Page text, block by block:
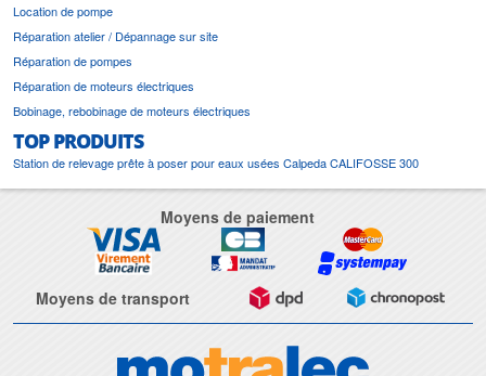
Location de pompe
Réparation atelier / Dépannage sur site
Réparation de pompes
Réparation de moteurs électriques
Bobinage, rebobinage de moteurs électriques
TOP PRODUITS
Station de relevage prête à poser pour eaux usées Calpeda CALIFOSSE 300
Moyens de paiement
Moyens de transport